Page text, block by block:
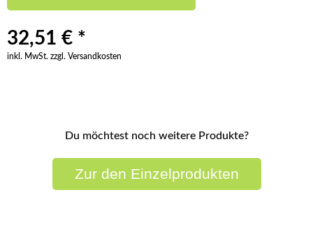
32,51 € *
inkl. MwSt. zzgl. Versandkosten
Du möchtest noch weitere Produkte?
Zur den Einzelprodukten